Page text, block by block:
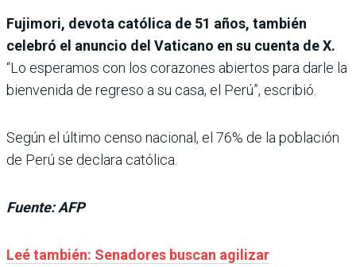
Fujimori, devota católica de 51 años, también
celebró el anuncio del Vaticano en su cuenta de X.
“Lo esperamos con los corazones abiertos para darle la
bienvenida de regreso a su casa, el Perú”, escribió.
Según el último censo nacional, el 76% de la población
de Perú se declara católica.
Fuente: AFP
Leé también: Senadores buscan agilizar